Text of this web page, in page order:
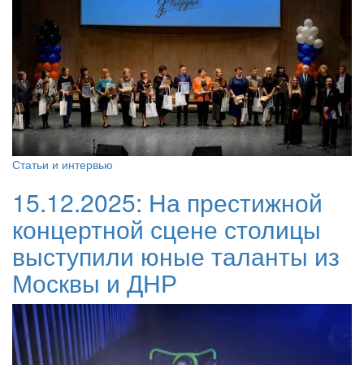
Статьи и интервью
15.12.2025: На престижной
концертной сцене столицы
выступили юные таланты из
Москвы и ДНР